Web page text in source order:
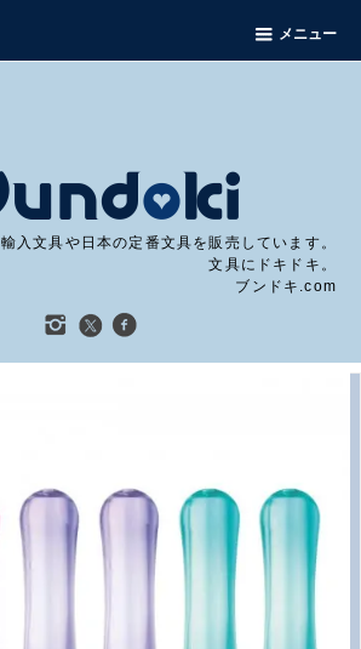
メニュー
輸入文具や日本の定番文具を販売しています。
文具にドキドキ。
ブンドキ.com